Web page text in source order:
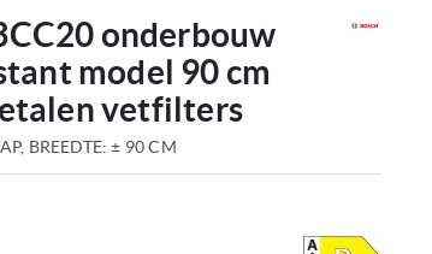
onderbouw
model 90 cm
vetfilters
BREEDTE: ± 90 CM